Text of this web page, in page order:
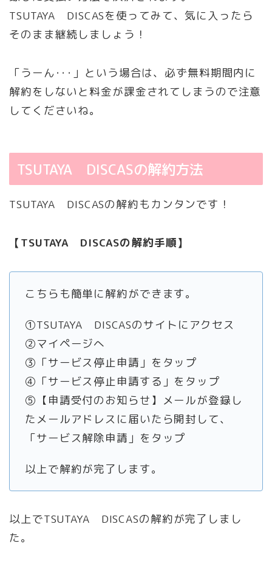
TSUTAYA DISCASを使ってみて、気に入ったら
そのまま継続しましょう！
「うーん･･･」という場合は、必ず無料期間内に
解約をしないと料金が課金されてしまうので注意
してくださいね。
TSUTAYA DISCASの解約方法
TSUTAYA DISCASの解約もカンタンです！
【TSUTAYA DISCASの解約手順】
こちらも簡単に解約ができます。
①TSUTAYA DISCASのサイトにアクセス
②マイページへ
③「サービス停止申請」をタップ
④「サービス停止申請する」をタップ
⑤【申請受付のお知らせ】メールが登録し
たメールアドレスに届いたら開封して、
「サービス解除申請」をタップ
以上で解約が完了します。
以上でTSUTAYA DISCASの解約が完了しまし
た。